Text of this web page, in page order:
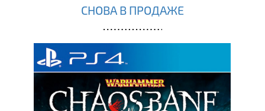
СНОВА В ПРОДАЖЕ